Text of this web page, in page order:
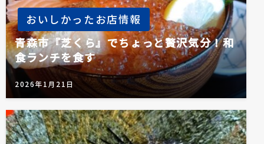
おいしかったお店情報
青森市『芝くら』でちょっと贅沢気分！和
食ランチを食す
2026年1月21日